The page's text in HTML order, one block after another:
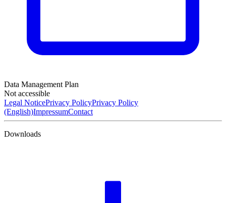
Data Management Plan
Not accessible
Legal NoticePrivacy PolicyPrivacy Policy
(English)ImpressumContact
Downloads